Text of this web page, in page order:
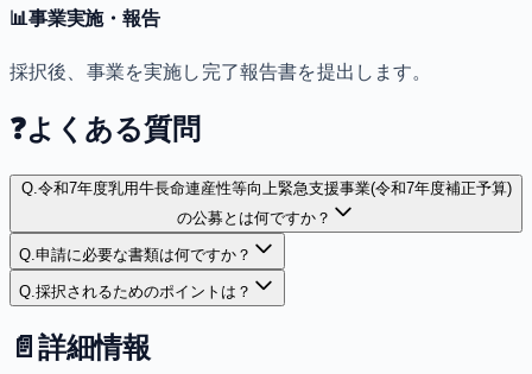
📊事業実施・報告
採択後、事業を実施し完了報告書を提出します。
❓よくある質問
Q.令和7年度乳用牛長命連産性等向上緊急支援事業(令和7年度補正予算)
の公募とは何ですか？
Q.申請に必要な書類は何ですか？
Q.採択されるためのポイントは？
📄 詳細情報